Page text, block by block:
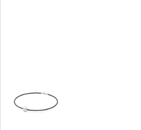
Pristatymas